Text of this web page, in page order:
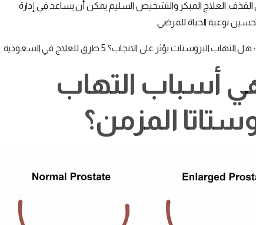
العلاج المبكر والتشخيص السليم يمكن أن يساعد في إدارة
نوعية الحياة للمرضى.
: هل التهاب البروستات يؤثر على الانجاب؟ 5 طرق للعلاج في السعودية
أسباب التهاب
المزمن؟